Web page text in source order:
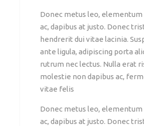
Donec metus leo,
ac, dapibus at justo. Donec
hendrerit dui vitae lacinia.
ante ligula, adipiscing porta
rutrum nec lectus. Nulla erat
molestie non dapibus ac,
vitae felis
Donec metus leo,
ac, dapibus at justo. Donec